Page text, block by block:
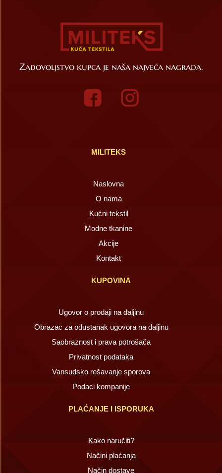
Zadovoljstvo kupca je naša najveća nagrada.
MILITEKS
Naslovna
O nama
Kućni tekstil
Modne tkanine
Akcije
Kontakt
KUPOVINA
Ugovor o prodaji na daljinu
Obrazac za odustanak ugovora na daljinu
Saobraznost i prava potrošača
Privatnost podataka
Vansudsko rešavanje sporova
Podaci kompanije
PLAĆANJE I ISPORUKA
Kako naručiti?
Načini plaćanja
Način dostave